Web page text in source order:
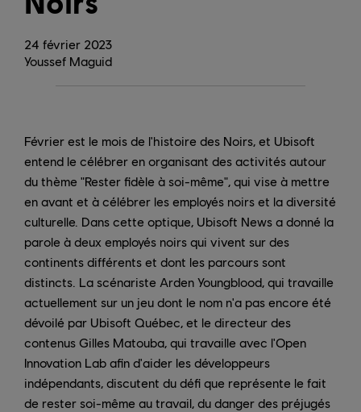
24 février 2023
Youssef Maguid
Février est le mois de l'histoire des Noirs, et Ubisoft
entend le célébrer en organisant des activités autour
du thème "Rester fidèle à soi-même", qui vise à mettre
en avant et à célébrer les employés noirs et la diversité
culturelle. Dans cette optique, Ubisoft News a donné la
parole à deux employés noirs qui vivent sur des
continents différents et dont les parcours sont
distincts. La scénariste Arden Youngblood, qui travaille
actuellement sur un jeu dont le nom n'a pas encore été
dévoilé par Ubisoft Québec, et le directeur des
contenus Gilles Matouba, qui travaille avec l'Open
Innovation Lab afin d'aider les développeurs
indépendants, discutent du défi que représente le fait
de rester soi-même au travail, du danger des préjugés